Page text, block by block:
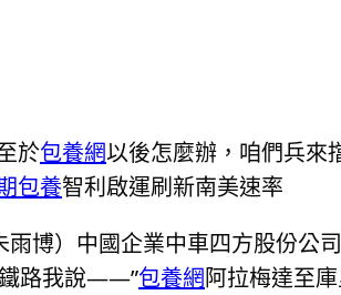
於包養網以後怎麼辦，咱們兵來
包養智利啟運刷新南美速率
博）中國企業中車四方股份公
路我說——”包養網阿拉梅達至